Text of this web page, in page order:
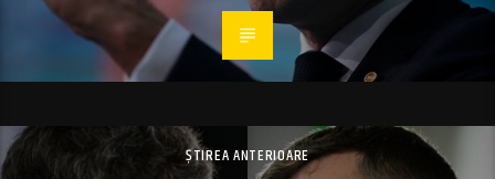
ȘTIREA ANTERIOARE